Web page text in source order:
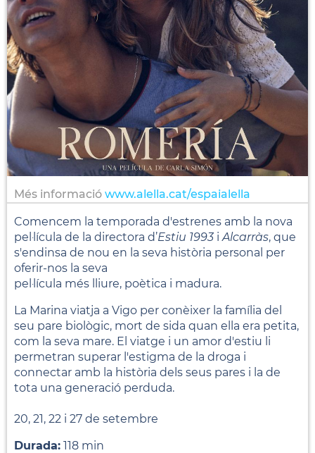
Més informació www.alella.cat/espaialella
Comencem la temporada d'estrenes amb la nova
pel·lícula de la directora d’Estiu 1993 iAlcarràs, que
s'endinsa de nou en la seva història personal per
oferir-nos la seva
pel·lícula més lliure, poètica i madura.
La Marina viatja a Vigo per conèixer la família del
seu pare biològic, mort de sida quan ella era petita,
com la seva mare. El viatge i un amor d'estiu li
permetran superar l'estigma de la droga i
connectar amb la història dels seus pares i la de
tota una generació perduda.
20, 21, 22 i 27 de setembre
Durada: 118 min